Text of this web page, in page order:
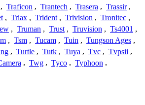
, Traficon , Trantech , Trasera , Trassir ,
, Triax , Trident , Trivision , Tronitec ,
, Truman , Trust , Truvision , Ts4001 ,
, Tsm , Tucam , Tuin , Tungson Ages ,
, Turtle , Tutk , Tuya , Tvc , Tvpsii ,
, Twg , Tyco , Typhoon ,